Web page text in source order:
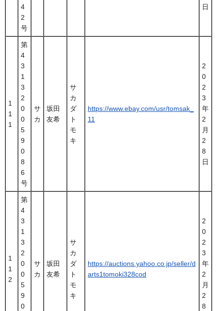
4
2
号
日
1
1
1
第
4
3
1
3
2
0
0
5
9
0
8
6
号
サ
カ
坂田
友希
サ
カ
ダ
ト
モ
キ
https://www.ebay.com/usr/tomsak_
11
2
0
2
3
年
2
月
2
8
日
1
1
2
第
4
3
1
3
2
0
0
5
9
0
サ
カ
坂田
友希
サ
カ
ダ
ト
モ
キ
https://auctions.yahoo.co.jp/seller/d
arts1tomoki328cod
2
0
2
3
年
2
月
2
8